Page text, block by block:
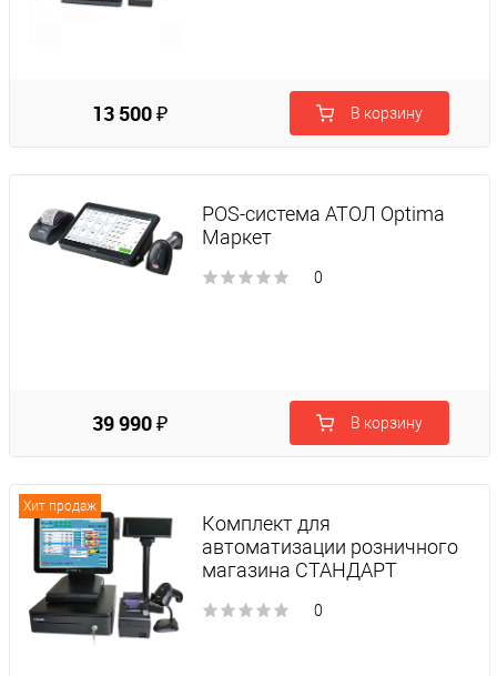
13 500 ₽ В корзину
POS-система АТОЛ Optima
Маркет
0
39 990 ₽ В корзину
Хит продаж
Комплект для
автоматизации розничного
магазина СТАНДАРТ
0